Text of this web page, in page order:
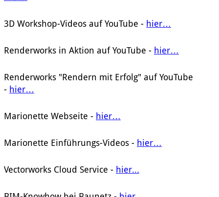
3D Workshop-Videos auf YouTube - hier…
Renderworks in Aktion auf YouTube - hier…
Renderworks "Rendern mit Erfolg" auf YouTube
- hier…
Marionette Webseite - hier…
Marionette Einführungs-Videos - hier…
Vectorworks Cloud Service - hier...